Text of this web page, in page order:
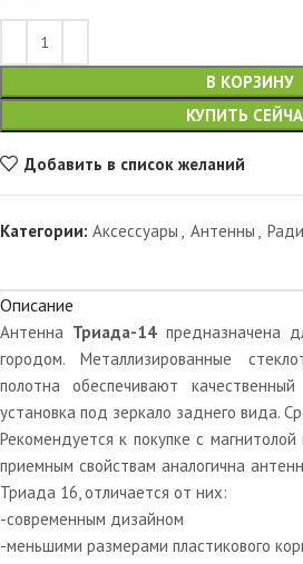
В КОРЗИНУ
КУПИТЬ
Добавить в список желаний
Категории: Аксессуары , Антенны ,
Описание
Антенна Триада-14предназначена
городом. Металлизированные
полотна обеспечивают
установка под зеркало заднего вида.
Рекомендуется к покупке с
приемным свойствам аналогична
Триада 16, отличается от них:
-современным дизайном
-меньшими размерами пластикового